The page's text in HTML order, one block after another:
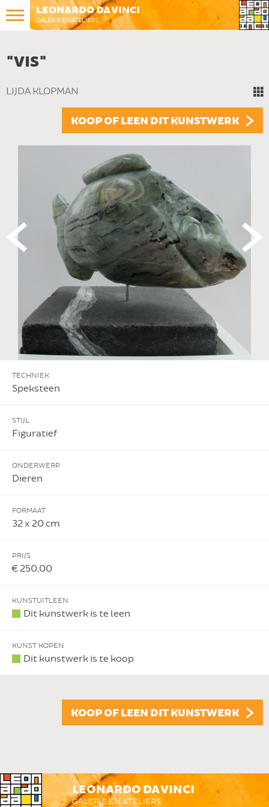
LEONARDO DA VINCI
GALERIE EN ATELIERS
"VIS"
LIJDA KLOPMAN
KOOP OF LEEN DIT KUNSTWERK
TECHNIEK
Speksteen
STIJL
Figuratief
ONDERWERP
Dieren
FORMAAT
32 x 20 cm
PRIJS
€ 250,00
KUNSTUITLEEN
Dit kunstwerk is te leen
KUNST KOPEN
Dit kunstwerk is te koop
KOOP OF LEEN DIT KUNSTWERK
LEONARDO DA VINCI
GALERIE EN ATELIERS